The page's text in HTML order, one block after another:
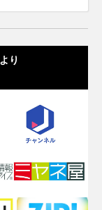
より